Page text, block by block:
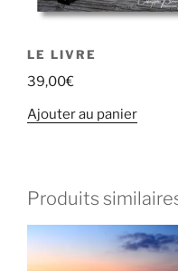
LE LIVRE
39,00€
Ajouter au panier
Produits